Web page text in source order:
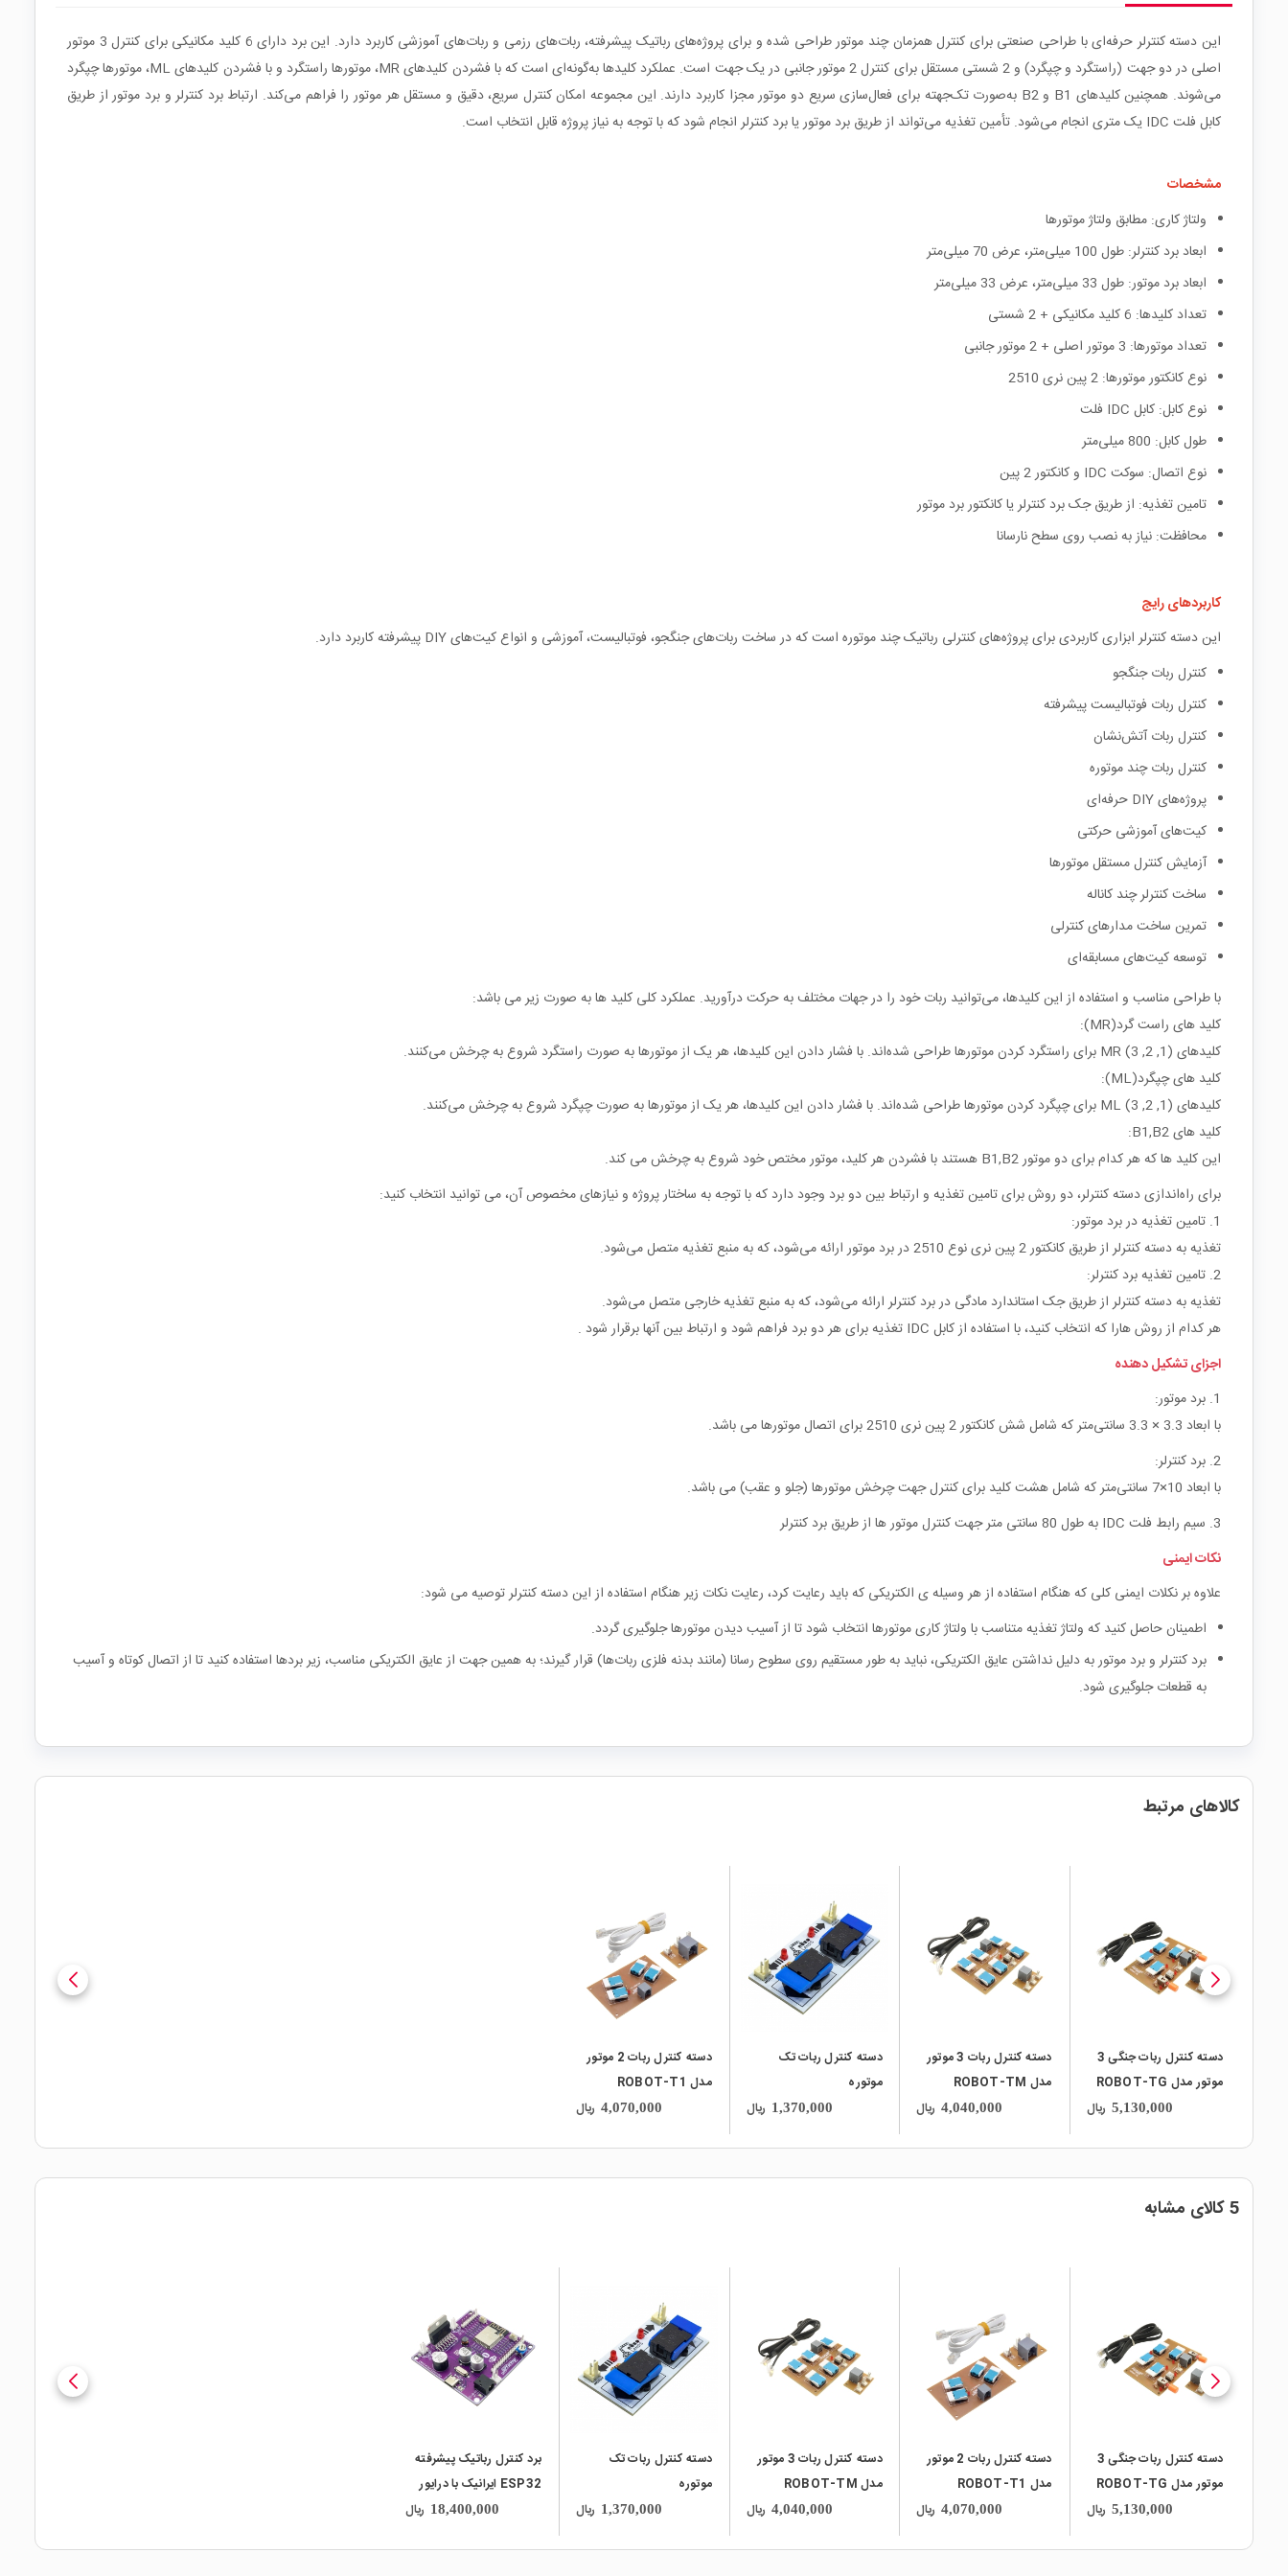
این دسته کنترلر حرفه‌ای با طراحی صنعتی برای کنترل همزمان چند موتور طراحی شده و برای پروژه‌های رباتیک پیشرفته، ربات‌های رزمی و ربات‌های آموزشی کاربرد دارد. این برد دارای 6 کلید مکانیکی برای کنترل 3 موتور
اصلی در دو جهت (راستگرد و چپگرد) و 2 شستی مستقل برای کنترل 2 موتور جانبی در یک جهت است. عملکرد کلیدها به‌گونه‌ای است که با فشردن کلیدهای MR، موتورها راستگرد و با فشردن کلیدهای ML، موتورها چپگرد
می‌شوند. همچنین کلیدهای B1 و B2 به‌صورت تک‌جهته برای فعال‌سازی سریع دو موتور مجزا کاربرد دارند. این مجموعه امکان کنترل سریع، دقیق و مستقل هر موتور را فراهم می‌کند. ارتباط برد کنترلر و برد موتور از طریق
کابل فلت IDC یک متری انجام می‌شود. تأمین تغذیه می‌تواند از طریق برد موتور یا برد کنترلر انجام شود که با توجه به نیاز پروژه قابل انتخاب است.
مشخصات
ولتاژ کاری: مطابق ولتاژ موتورها
ابعاد برد کنترلر: طول 100 میلی‌متر، عرض 70 میلی‌متر
ابعاد برد موتور: طول 33 میلی‌متر، عرض 33 میلی‌متر
تعداد کلیدها: 6 کلید مکانیکی + 2 شستی
تعداد موتورها: 3 موتور اصلی + 2 موتور جانبی
نوع کانکتور موتورها: 2 پین نری 2510
نوع کابل: کابل IDC فلت
طول کابل: 800 میلی‌متر
نوع اتصال: سوکت IDC و کانکتور 2 پین
تامین تغذیه: از طریق جک برد کنترلر یا کانکتور برد موتور
محافظت: نیاز به نصب روی سطح نارسانا
کاربردهای رایج
این دسته کنترلر ابزاری کاربردی برای پروژه‌های کنترلی رباتیک چند موتوره است که در ساخت ربات‌های جنگجو، فوتبالیست، آموزشی و انواع کیت‌های DIY پیشرفته کاربرد دارد.
کنترل ربات جنگجو
کنترل ربات فوتبالیست پیشرفته
کنترل ربات آتش‌نشان
کنترل ربات چند موتوره
پروژه‌های DIY حرفه‌ای
کیت‌های آموزشی حرکتی
آزمایش کنترل مستقل موتورها
ساخت کنترلر چند کاناله
تمرین ساخت مدارهای کنترلی
توسعه کیت‌های مسابقه‌ای
با طراحی مناسب و استفاده از این کلیدها، می‌توانید ربات خود را در جهات مختلف به حرکت درآورید. عملکرد کلی کلید ها به صورت زیر می باشد:
کلید های راست گرد(MR):
کلیدهای (1, 2, 3) MR برای راستگرد کردن موتورها طراحی شده‌اند. با فشار دادن این کلیدها، هر یک از موتورها به صورت راستگرد شروع به چرخش می‌کنند.
کلید های چپگرد(ML):
کلیدهای (1, 2, 3) ML برای چپگرد کردن موتورها طراحی شده‌اند. با فشار دادن این کلیدها، هر یک از موتورها به صورت چپگرد شروع به چرخش می‌کنند.
کلید های B1,B2:
این کلید ها که هر کدام برای دو موتور B1,B2 هستند با فشردن هر کلید، موتور مختص خود شروع به چرخش می کند.
برای راه‌اندازی دسته کنترلر، دو روش برای تامین تغذیه و ارتباط بین دو برد وجود دارد که با توجه به ساختار پروژه و نیازهای مخصوص آن، می توانید انتخاب کنید:
1. تامین تغذیه در برد موتور:
تغذیه به دسته کنترلر از طریق کانکتور 2 پین نری نوع 2510 در برد موتور ارائه می‌شود، که به منبع تغذیه متصل می‌شود.
2. تامین تغذیه برد کنترلر:
تغذیه به دسته کنترلر از طریق جک استاندارد مادگی در برد کنترلر ارائه می‌شود، که به منبع تغذیه خارجی متصل می‌شود.
هر کدام از روش هارا که انتخاب کنید، با استفاده از کابل IDC تغذیه برای هر دو برد فراهم شود و ارتباط بین آنها برقرار شود .
اجزای تشکیل دهنده
1. برد موتور:
با ابعاد 3.3 × 3.3 سانتی‌متر که شامل شش کانکتور 2 پین نری 2510 برای اتصال موتورها می باشد.
2. برد کنترلر:
با ابعاد 10×7 سانتی‌متر که شامل هشت کلید برای کنترل جهت چرخش موتورها (جلو و عقب) می باشد.
3. سیم رابط فلت IDC به طول 80 سانتی متر جهت کنترل موتور ها از طریق برد کنترلر
نکات ایمنی
علاوه بر نکلات ایمنی کلی که هنگام استفاده از هر وسیله ی الکتریکی که باید رعایت کرد، رعایت نکات زیر هنگام استفاده از این دسته کنترلر توصیه می شود:
اطمینان حاصل کنید که ولتاژ تغذیه متناسب با ولتاژ کاری موتورها انتخاب شود تا از آسیب دیدن موتورها جلوگیری گردد.
برد کنترلر و برد موتور به دلیل نداشتن عایق الکتریکی، نباید به طور مستقیم روی سطوح رسانا (مانند بدنه فلزی ربات‌ها) قرار گیرند؛ به همین جهت از عایق الکتریکی مناسب، زیر بردها استفاده کنید تا از اتصال کوتاه و آسیب
به قطعات جلوگیری شود.
کالاهای مرتبط
دسته کنترل ربات جنگی 3
موتور مدل ROBOT-TG
5,130,000 ریال
دسته کنترل ربات 3 موتور
مدل ROBOT-TM
4,040,000 ریال
دسته کنترل ربات تک
موتوره
1,370,000 ریال
دسته کنترل ربات 2 موتور
مدل ROBOT-T1
4,070,000 ریال
5 کالای مشابه
دسته کنترل ربات جنگی 3
موتور مدل ROBOT-TG
5,130,000 ریال
دسته کنترل ربات 2 موتور
مدل ROBOT-T1
4,070,000 ریال
دسته کنترل ربات 3 موتور
مدل ROBOT-TM
4,040,000 ریال
دسته کنترل ربات تک
موتوره
1,370,000 ریال
برد کنترل رباتیک پیشرفته
ESP32 ایرانیک با درایور
دو موتور Wi-Fi و
18,400,000 ریال